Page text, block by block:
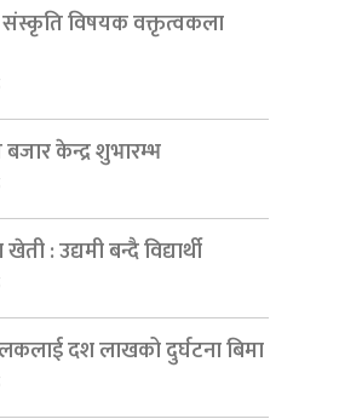
संस्कृति विषयक वक्तृत्वकला
केन्द्र शुभारम्भ
: उद्यमी बन्दै विद्यार्थी
दश लाखको दुर्घटना बिमा